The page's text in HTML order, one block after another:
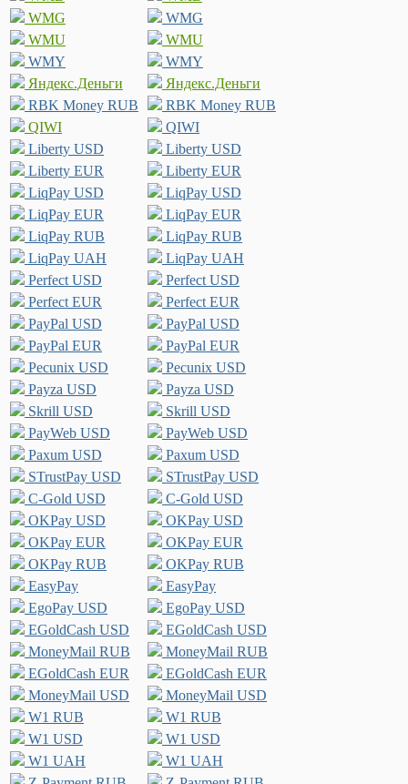
WMG
WMG
WMU
WMU
WMY
WMY
Яндекс.Деньги
Яндекс.Деньги
RBK Money RUB
RBK Money RUB
QIWI
QIWI
Liberty USD
Liberty USD
Liberty EUR
Liberty EUR
LiqPay USD
LiqPay USD
LiqPay EUR
LiqPay EUR
LiqPay RUB
LiqPay RUB
LiqPay UAH
LiqPay UAH
Perfect USD
Perfect USD
Perfect EUR
Perfect EUR
PayPal USD
PayPal USD
PayPal EUR
PayPal EUR
Pecunix USD
Pecunix USD
Payza USD
Payza USD
Skrill USD
Skrill USD
PayWeb USD
PayWeb USD
Paxum USD
Paxum USD
STrustPay USD
STrustPay USD
C-Gold USD
C-Gold USD
OKPay USD
OKPay USD
OKPay EUR
OKPay EUR
OKPay RUB
OKPay RUB
EasyPay
EasyPay
EgoPay USD
EgoPay USD
EGoldCash USD
EGoldCash USD
MoneyMail RUB
MoneyMail RUB
EGoldCash EUR
EGoldCash EUR
MoneyMail USD
MoneyMail USD
W1 RUB
W1 RUB
W1 USD
W1 USD
W1 UAH
W1 UAH